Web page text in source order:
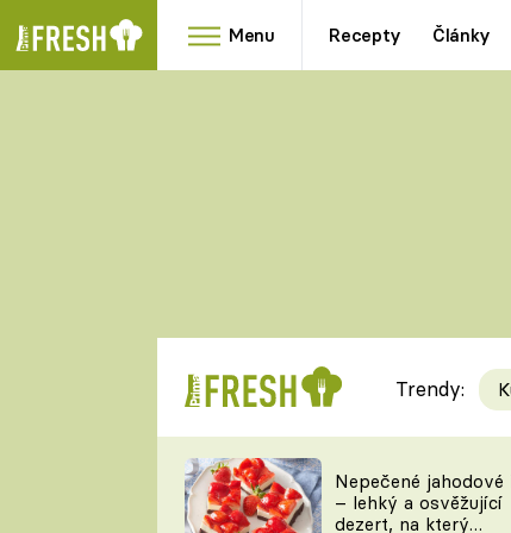
Menu Recepty Články
RYCHLOVKY
TEĎ VAŘÍ ŠÉF!
Trendy:
Nepečené jahodové
– lehký a osvěžující
dezert, na který